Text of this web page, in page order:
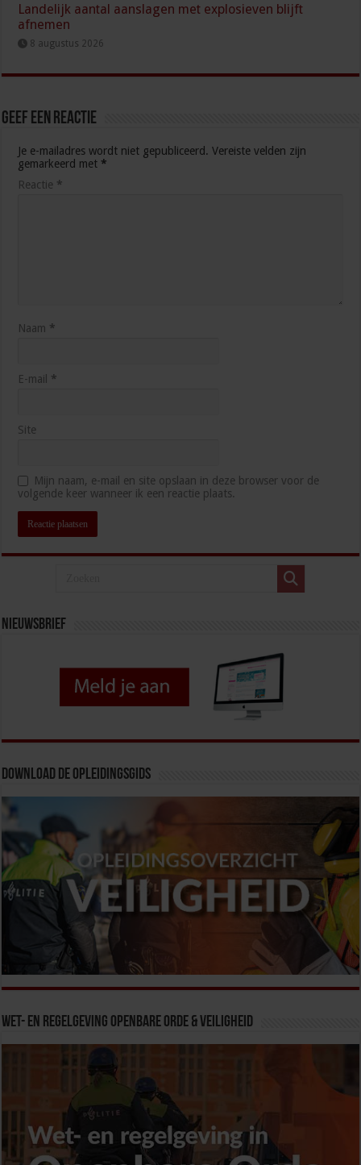
Landelijk aantal aanslagen met explosieven blijft
afnemen
8 augustus 2026
Geef een reactie
Je e-mailadres wordt niet gepubliceerd. Vereiste velden zijn
gemarkeerd met *
Reactie *
Naam *
E-mail *
Site
Mijn naam, e-mail en site opslaan in deze browser voor de
volgende keer wanneer ik een reactie plaats.
Nieuwsbrief
Download de opleidingsgids
Wet- en Regelgeving Openbare Orde & Veiligheid